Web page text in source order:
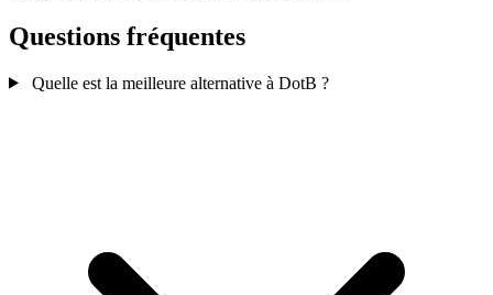
Questions fréquentes
Quelle est la meilleure alternative à DotB ?